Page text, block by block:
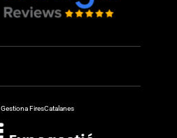
Gestiona FiresCatalanes